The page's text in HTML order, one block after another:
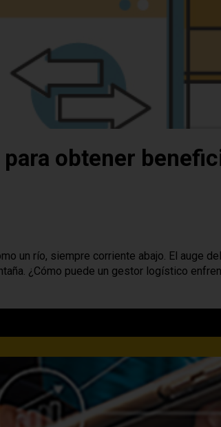
obtener
un río, siempre corriente abajo. El auge
¿Cómo puede un gestor logístico